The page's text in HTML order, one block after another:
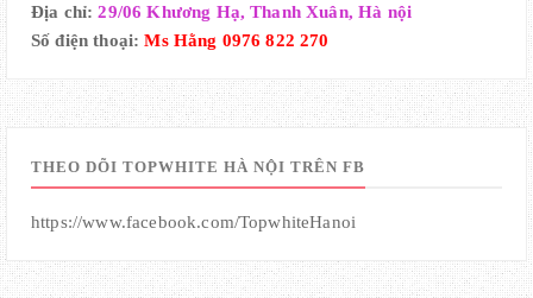
Địa chỉ:29/06 Khương Hạ, Thanh Xuân, Hà nội
Số điện thoại:Ms Hằng 0976 822 270
THEO DÕI TOPWHITE HÀ NỘI TRÊN FB
https://www.facebook.com/TopwhiteHanoi